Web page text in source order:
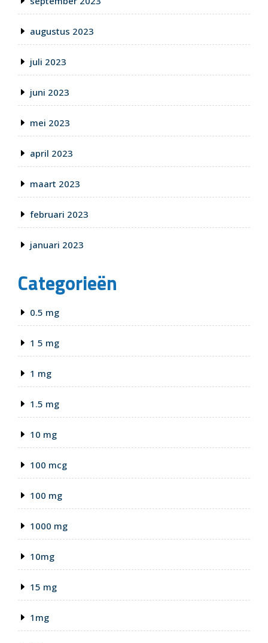
augustus 2023
juli 2023
juni 2023
mei 2023
april 2023
maart 2023
februari 2023
januari 2023
Categorieën
0.5 mg
1 5 mg
1 mg
1.5 mg
10 mg
100 mcg
100 mg
1000 mg
10mg
15 mg
1mg